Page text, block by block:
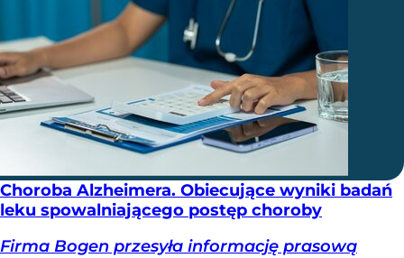
Choroba Alzheimera. Obiecujące wyniki badań
leku spowalniającego postęp choroby
Firma Bogen przesyła informację prasową